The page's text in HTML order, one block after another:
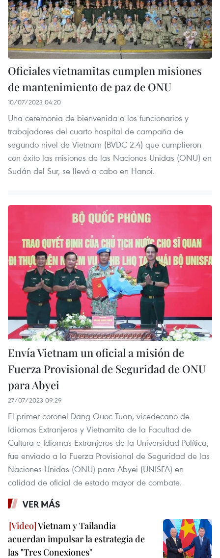
Oficiales vietnamitas cumplen misiones
de mantenimiento de paz de ONU
10/07/2023 04:20
Una ceremonia de bienvenida a los funcionarios y
trabajadores del cuarto hospital de campaña de
segundo nivel de Vietnam (BVDC 2.4) que cumplieron
con éxito las misiones de las Naciones Unidas (ONU) en
Sudán del Sur, se llevó a cabo en Hanoi.
Envía Vietnam un oficial a misión de
Fuerza Provisional de Seguridad de ONU
para Abyei
27/07/2023 09:29
El primer coronel Dang Quoc Tuan, vicedecano de
Idiomas Extranjeros y Vietnamita de la Facultad de
Cultura e Idiomas Extranjeros de la Universidad Política,
fue enviado a la Fuerza Provisional de Seguridad de las
Naciones Unidas (ONU) para Abyei (UNISFA) en
calidad de oficial de estado mayor de combate.
VER MÁS
Vietnam y Tailandia
acuerdan impulsar la estrategia de
las "Tres Conexiones"